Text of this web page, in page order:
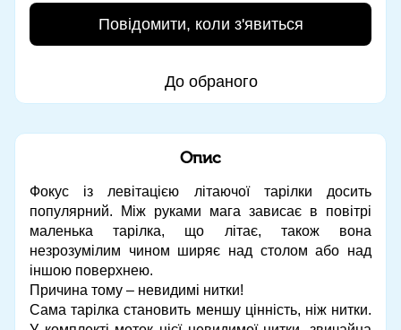
Повідомити, коли з'явиться
До обраного
Опис
Фокус із левітацією літаючої тарілки досить
популярний. Між руками мага зависає в повітрі
маленька тарілка, що літає, також вона
незрозумілим чином ширяє над столом або над
іншою поверхнею.
Причина тому – невидимі нитки!
Сама тарілка становить меншу цінність, ніж нитки.